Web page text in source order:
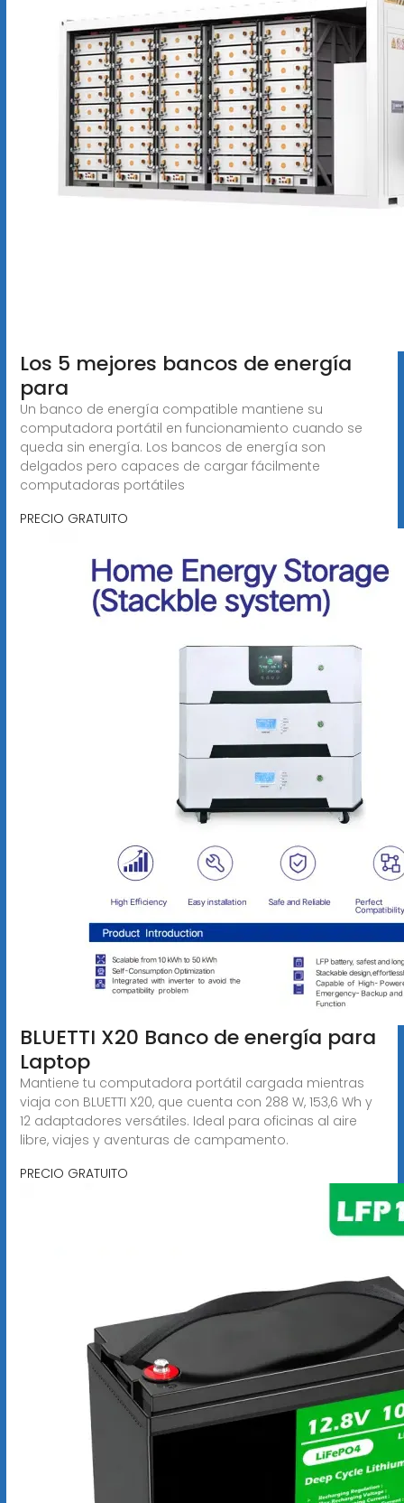
Los 5 mejores bancos de energía
para
Un banco de energía compatible mantiene su
computadora portátil en funcionamiento cuando se
queda sin energía. Los bancos de energía son
delgados pero capaces de cargar fácilmente
computadoras portátiles
PRECIO GRATUITO
BLUETTI X20 Banco de energía para
Laptop
Mantiene tu computadora portátil cargada mientras
viaja con BLUETTI X20, que cuenta con 288 W, 153,6 Wh y
12 adaptadores versátiles. Ideal para oficinas al aire
libre, viajes y aventuras de campamento.
PRECIO GRATUITO